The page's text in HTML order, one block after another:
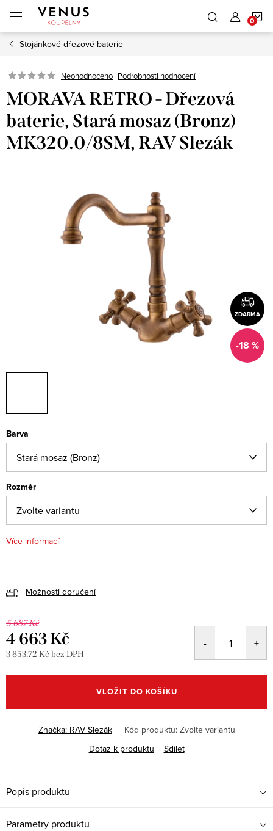
obsah
Stojánkové dřezové baterie
Neohodnoceno Podrobnosti hodnocení
MORAVA RETRO - Dřezová
baterie, Stará mosaz (Bronz)
MK320.0/8SM, RAV Slezák
ZDARMA
-18 %
Barva
Rozměr
Více informací
Možnosti doručení
5 687 Kč
4 663 Kč
3 853,72 Kč bez DPH
cena:
VLOŽIT DO KOŠÍKU
Značka: RAV Slezák Kód produktu: Zvolte variantu
Dotaz k produktu
Sdílet
Popis produktu
Parametry produktu